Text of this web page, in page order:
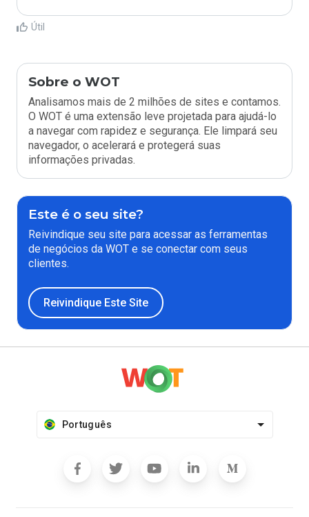
Útil
Sobre o WOT
Analisamos mais de 2 milhões de sites e contamos.
O WOT é uma extensão leve projetada para ajudá-lo
a navegar com rapidez e segurança. Ele limpará seu
navegador, o acelerará e protegerá suas
informações privadas.
Este é o seu site?
Reivindique seu site para acessar as ferramentas
de negócios da WOT e se conectar com seus
clientes.
Reivindique Este Site
Português